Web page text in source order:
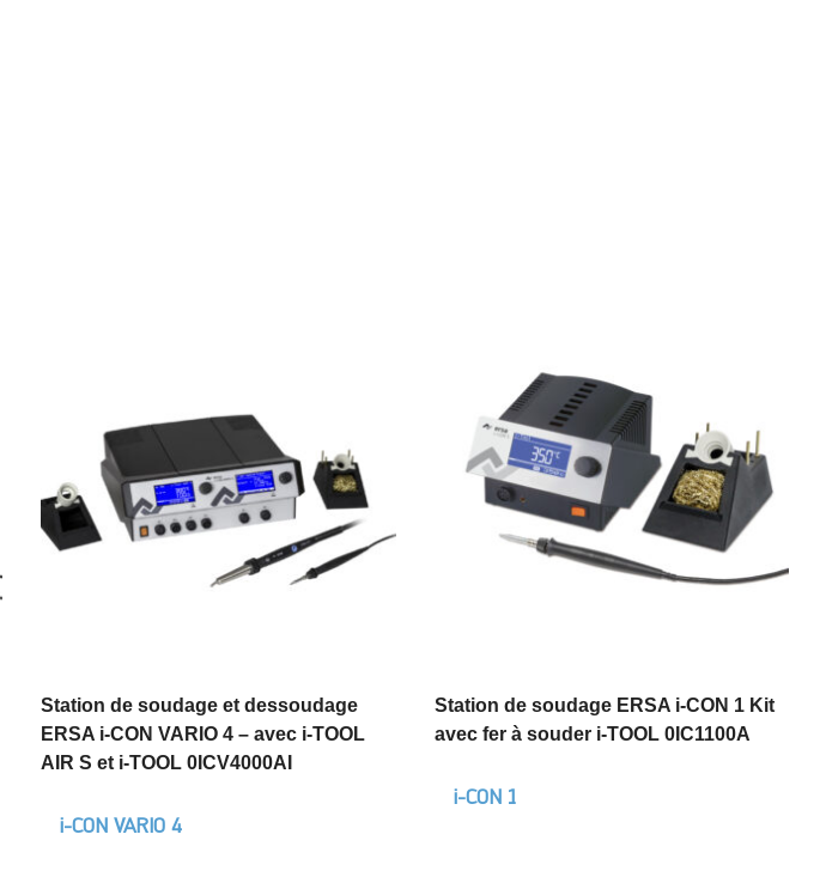
Station de soudage et dessoudage
ERSA i-CON VARIO 4 – avec i-TOOL
AIR S et i-TOOL 0ICV4000AI
i-CON VARIO 4
Station de soudage ERSA i-CON 1 Kit
avec fer à souder i-TOOL 0IC1100A
i-CON 1